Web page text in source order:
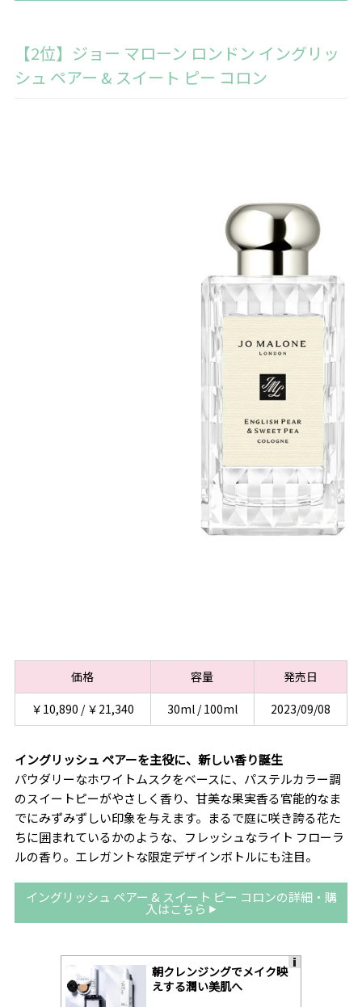
【2位】ジョー マローン ロンドン イングリッ
シュ ペアー & スイート ピー コロン
価格 容量
発売日
￥10,890 / ￥21,340
30ml / 100ml 2023/09/08
イングリッシュ ペアーを主役に、新しい香り誕生
パウダリーなホワイトムスクをベースに、パステルカラー調
のスイートピーがやさしく香り、甘美な果実香る官能的なま
でにみずみずしい印象を与えます。まるで庭に咲き誇る花た
ちに囲まれているかのような、フレッシュなライト フローラ
ルの香り。エレガントな限定デザインボトルにも注目。
イングリッシュ ペアー & スイート ピー コロンの詳細・購
入はこちら
朝クレンジングでメイク映
えする潤い美肌へ